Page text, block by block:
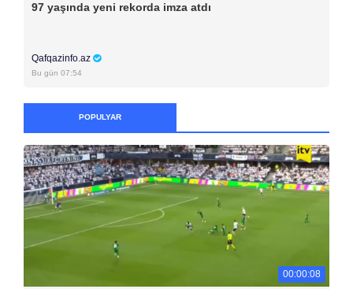
97 yaşında yeni rekorda imza atdı
Qafqazinfo.az
Bu gün 07:54
POPULYAR
00:00:08